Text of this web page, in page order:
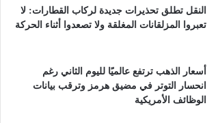
النقل تطلق تحذيرات جديدة لركاب القطارات: لا
تعبروا المزلقانات المغلقة ولا تصعدوا أثناء الحركة
أسعار الذهب ترتفع عالميًا لليوم الثاني رغم
انحسار التوتر في مضيق هرمز وترقب بيانات
الوظائف الأمريكية